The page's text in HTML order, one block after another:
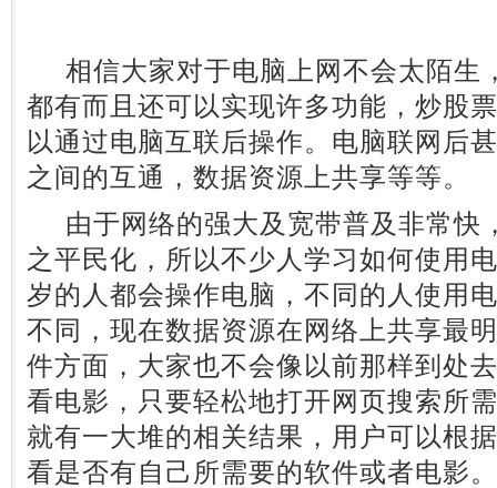
相信大家对于电脑上网不会太陌生
都有而且还可以实现许多功能，炒股
以通过电脑互联后操作。电脑联网后
之间的互通，数据资源上共享等等。
由于网络的强大及宽带普及非常快
之平民化，所以不少人学习如何使用
岁的人都会操作电脑，不同的人使用
不同，现在数据资源在网络上共享最
件方面，大家也不会像以前那样到处
看电影，只要轻松地打开网页搜索所
就有一大堆的相关结果，用户可以根
看是否有自己所需要的软件或者电影。